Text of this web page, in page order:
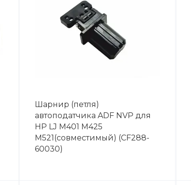
Шарнир (петля)
автоподатчика ADF NVP для
HP LJ M401 M425
M521(совместимый) (CF288-
60030)